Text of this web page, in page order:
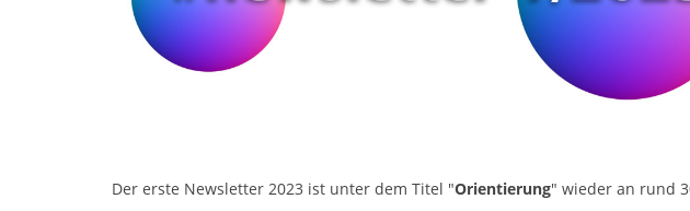
Der erste Newsletter 2023 ist unter dem Titel "Orientierung" wieder an rund